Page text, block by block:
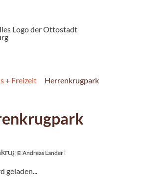
+ Freizeit Herrenkrugpark
© Andreas Lander
geladen...